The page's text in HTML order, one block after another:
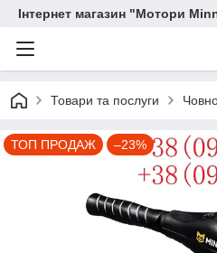
Інтернет магазин "Мотори
Товари та послуги
ТОП ПРОДАЖ –23%